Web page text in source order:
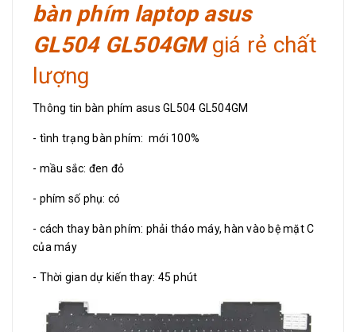
bàn phím laptop asus
GL504 GL504GMgiá rẻ chất
lượng
Thông tin bàn phím asus GL504 GL504GM
- tình trạng bàn phím: mới 100%
- mầu sắc: đen đỏ
- phím số phụ: có
- cách thay bàn phím: phải tháo máy, hàn vào bệ mặt C
của máy
- Thời gian dự kiến thay: 45 phút